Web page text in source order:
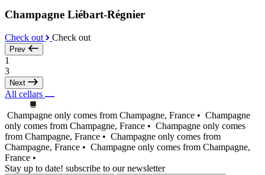
Champagne Liébart-Régnier
Check out Check out
Prev
1
3
Next
All cellars
Champagne only comes from Champagne, France • Champagne
only comes from Champagne, France • Champagne only comes
from Champagne, France • Champagne only comes from
Champagne, France • Champagne only comes from Champagne,
France •
Stay up to date! subscribe to our newsletter